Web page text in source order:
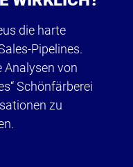
die harte
Pipelines.
Analysen von
Schönfärberei
zu